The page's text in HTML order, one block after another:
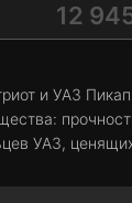
12
и УАЗ
УАЗ,